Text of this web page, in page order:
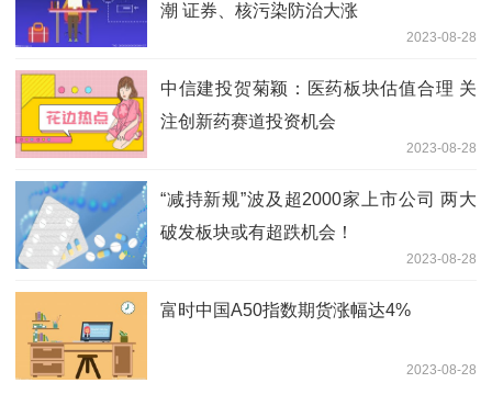
潮 证券、核污染防治大涨
2023-08-28
中信建投贺菊颖：医药板块估值合理 关
注创新药赛道投资机会
2023-08-28
“减持新规”波及超2000家上市公司 两大
破发板块或有超跌机会！
2023-08-28
富时中国A50指数期货涨幅达4%
2023-08-28